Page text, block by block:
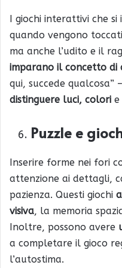
I giochi interattivi che
quando vengono
ma anche l’udito e il
imparano il concetto
qui, succede
distinguere luci, colori e
Puzzle e
Inserire forme nei fori
attenzione ai dettagli,
pazienza. Questi giochi
visiva, la memoria
Inoltre, possono avere
a completare il gioco
l’autostima.